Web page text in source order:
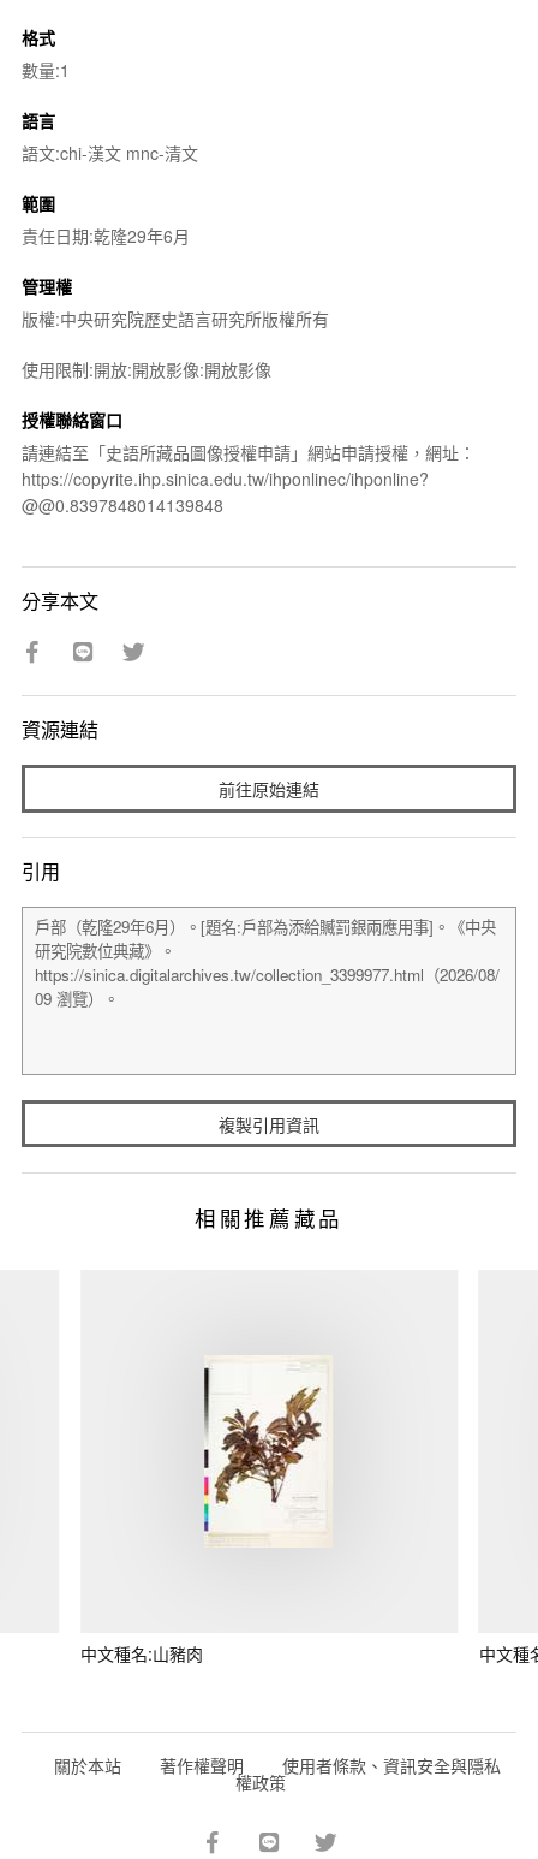
格式
數量:1
語言
語文:chi-漢文 mnc-清文
範圍
責任日期:乾隆29年6月
管理權
版權:中央研究院歷史語言研究所版權所有
使用限制:開放:開放影像:開放影像
授權聯絡窗口
請連結至「史語所藏品圖像授權申請」網站申請授權，網址：
https://copyrite.ihp.sinica.edu.tw/ihponlinec/ihponline?
@@0.8397848014139848
分享本文
資源連結
前往原始連結
引用
複製引用資訊
相關推薦藏品
中文種名:山豬肉 中文種
關於本站 著作權聲明 使用者條款、資訊安全與隱私
權政策